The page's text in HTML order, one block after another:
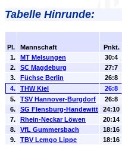
Tabelle Hinrunde:
Pl. Mannschaft
Pnkt.
1.
MT Melsungen 30:4
2.
SC Magdeburg 27:7
3.
Füchse Berlin 26:8
4.
THW Kiel 26:8
5.
TSV Hannover-Burgdorf 26:8
6.
SG Flensburg-Handewitt 24:10
7.
Rhein-Neckar Löwen 20:14
8.
VfL Gummersbach 18:16
9.
TBV Lemgo Lippe 18:16